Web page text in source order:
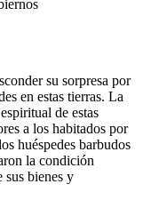
su sorpresa por
en estas tierras. La
de estas
a los habitados por
huéspedes barbudos
la condición
sus bienes y